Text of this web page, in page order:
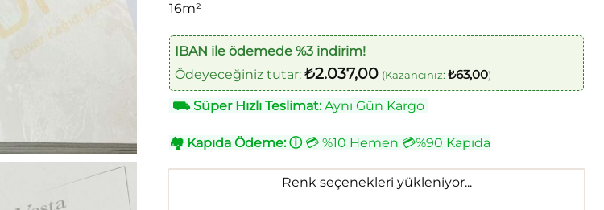
16m²
IBAN ile ödemede %3 indirim!
Ödeyeceğiniz tutar: ₺2.037,00 (Kazancınız: ₺63,00)
⛟Süper Hızlı Teslimat:Aynı Gün Kargo
🏘 Kapıda Ödeme: ⓘ💳 %10 Hemen 💳%90 Kapıda
Renk seçenekleri yükleniyor...